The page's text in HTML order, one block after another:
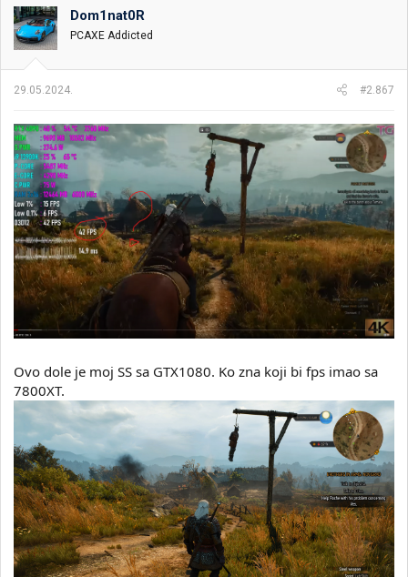
o
v
a
n
:
Dom1nat0R
PCAXE Addicted
29.05.2024. #2.867
Ovo dole je moj SS sa GTX1080. Ko zna koji bi fps imao sa
7800XT.